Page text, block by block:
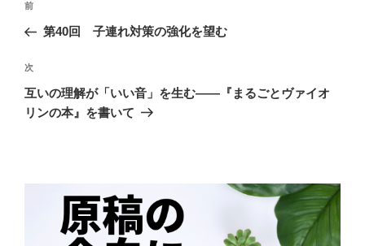
ビ
ゲ
ー
前
の
稿
前
第40回 子連れ対策の強化を望む
次
の
投
次
互いの理解が「いい音」を生む――『まるごとヴァイオ
リンの本』を書いて